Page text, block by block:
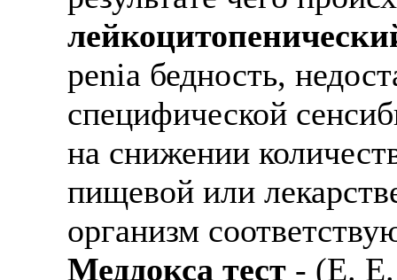
penia бедность,
специфической
на снижении
пищевой или
организм
Меддокса тест - (Е. Е.